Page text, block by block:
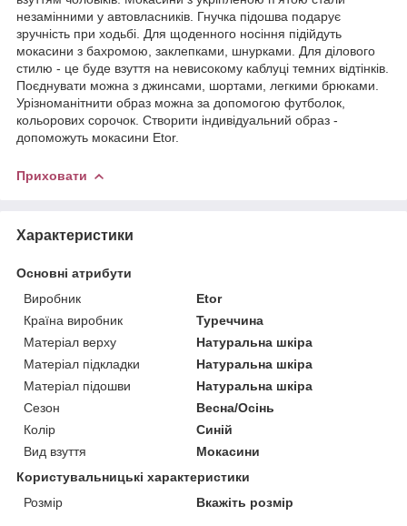
незамінними у автовласників. Гнучка підошва подарує
зручність при ходьбі. Для щоденного носіння підійдуть
мокасини з бахромою, заклепками, шнурками. Для ділового
стилю - це буде взуття на невисокому каблуці темних відтінків.
Поєднувати можна з джинсами, шортами, легкими брюками.
Урізноманітнити образ можна за допомогою футболок,
кольорових сорочок. Створити індивідуальний образ -
допоможуть мокасини Etor.
Приховати
Характеристики
Основні атрибути
Виробник
Etor
Країна виробник
Туреччина
Матеріал верху
Натуральна шкіра
Матеріал підкладки
Натуральна шкіра
Матеріал підошви
Натуральна шкіра
Сезон
Весна/Осінь
Колір
Синій
Вид взуття
Мокасини
Користувальницькі характеристики
Розмір
Вкажіть розмір